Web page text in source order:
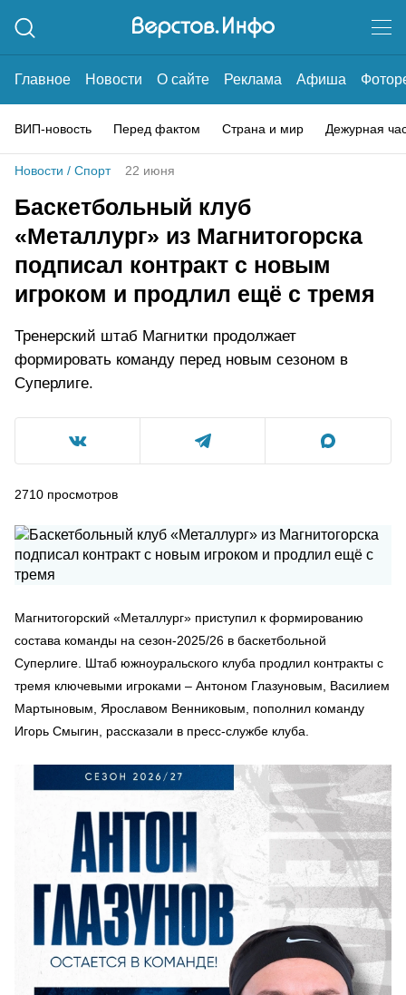
Главное Новости О сайте Реклама Афиша
ВИП-новость Перед фактом Страна и мир Дежурная
Новости / Спорт 22 июня
Баскетбольный клуб
«Металлург» из Магнитогорска
подписал контракт с новым
игроком и продлил ещё с тремя
Тренерский штаб Магнитки продолжает
формировать команду перед новым сезоном в
Суперлиге.
2710 просмотров
Магнитогорский «Металлург» приступил к формированию
состава команды на сезон-2025/26 в баскетбольной
Суперлиге. Штаб южноуральского клуба продлил контракты с
тремя ключевыми игроками – Антоном Глазуновым, Василием
Мартыновым, Ярославом Венниковым, пополнил команду
Игорь Смыгин, рассказали в пресс-службе клуба.